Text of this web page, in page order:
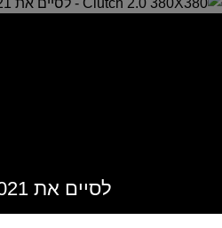
לסיים את 2021 עם 4 פרסי קלאץ'